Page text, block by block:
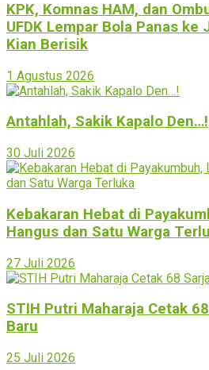
KPK, Komnas HAM, dan
UFDK Lempar Bola Panas
Kian Berisik
1 Agustus 2026
Antahlah, Sakik Kapalo Den…!
30 Juli 2026
Kebakaran Hebat di
Hangus dan Satu Warga
27 Juli 2026
STIH Putri Maharaja Cetak
Baru
25 Juli 2026